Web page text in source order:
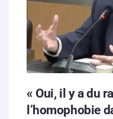
« Oui, il y a du
l’homophobie